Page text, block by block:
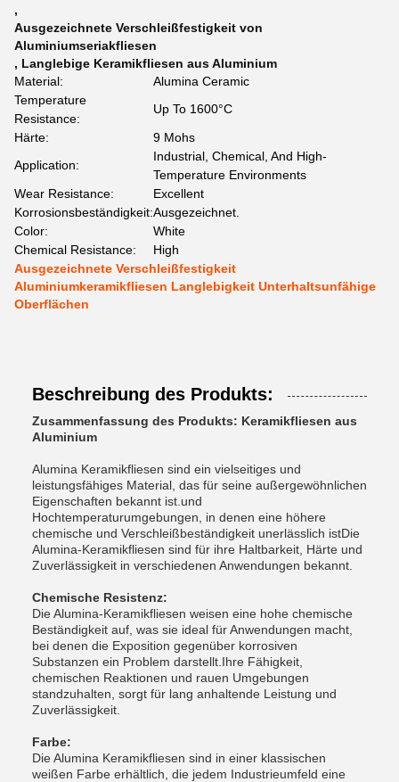
,
Ausgezeichnete Verschleißfestigkeit von
Aluminiumseriakfliesen
, Langlebige Keramikfliesen aus Aluminium
Material:
Alumina Ceramic
Temperature
Resistance:
Up To 1600°C
Härte:
9 Mohs
Application:
Industrial, Chemical, And High-
Temperature Environments
Wear Resistance:
Excellent
Korrosionsbeständigkeit:Ausgezeichnet.
Color:
White
Chemical Resistance:
High
Ausgezeichnete Verschleißfestigkeit
Aluminiumkeramikfliesen Langlebigkeit Unterhaltsunfähige
Oberflächen
Beschreibung des Produkts:
Zusammenfassung des Produkts: Keramikfliesen aus
Aluminium
Alumina Keramikfliesen sind ein vielseitiges und
leistungsfähiges Material, das für seine außergewöhnlichen
Eigenschaften bekannt ist.und
Hochtemperaturumgebungen, in denen eine höhere
chemische und Verschleißbeständigkeit unerlässlich istDie
Alumina-Keramikfliesen sind für ihre Haltbarkeit, Härte und
Zuverlässigkeit in verschiedenen Anwendungen bekannt.
Chemische Resistenz:
Die Alumina-Keramikfliesen weisen eine hohe chemische
Beständigkeit auf, was sie ideal für Anwendungen macht,
bei denen die Exposition gegenüber korrosiven
Substanzen ein Problem darstellt.Ihre Fähigkeit,
chemischen Reaktionen und rauen Umgebungen
standzuhalten, sorgt für lang anhaltende Leistung und
Zuverlässigkeit.
Farbe:
Die Alumina Keramikfliesen sind in einer klassischen
weißen Farbe erhältlich, die jedem Industrieumfeld eine